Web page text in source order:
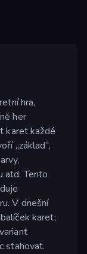
hra,
her
karet každé
„základ“,
atd. Tento
V dnešní
karet;
stahovat.